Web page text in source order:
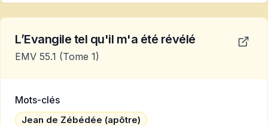
L’Evangile tel qu'il m'a été révélé
EMV 55.1 (Tome 1)
Mots-clés
Jean de Zébédée (apôtre)